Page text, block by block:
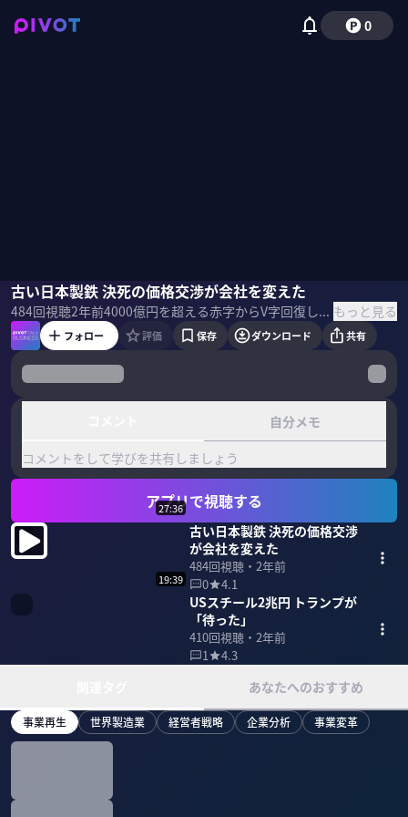
0
古い日本製鉄 決死の価格交渉が会社を変えた
484回視聴2年前 4000億円を超える赤字からV字回復し、2兆円でのUSスチール買収を発表した日本製鉄。改革はなぜ成功し、なぜUSスチールの買収を決めたのか。『日本製鉄の転生』の著者で日経ビジネス副編集長の上阪欣史氏に聞く。 ＜目次＞ もっと見る
上阪欣史
フォロー 評価 保存 ダウンロード 共有
自分メモ
コメントをして学びを共有しましょう
アプリで視聴する
27:36
古い日本製鉄 決死の価格交渉
が会社を変えた
484回視聴・ 2年前
0
4.1
19:39
USスチール2兆円 トランプが
「待った」
410回視聴・ 2年前
1
4.3
あなたへのおすすめ
事業再生 世界製造業 経営者戦略 企業分析 事業変革